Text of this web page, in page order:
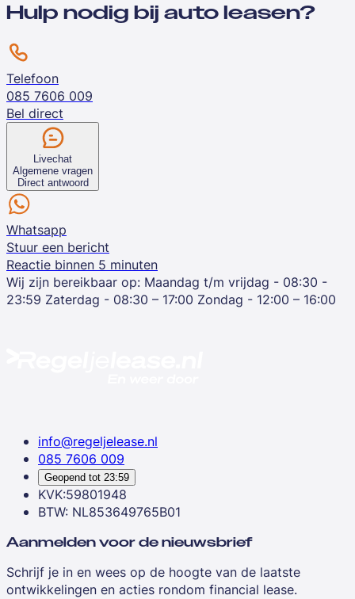
Hulp nodig bij auto leasen?
Telefoon
085 7606 009
Bel direct
Livechat
Algemene vragen
Direct antwoord
Whatsapp
Stuur een bericht
Reactie binnen 5 minuten
Wij zijn bereikbaar op: Maandag t/m vrijdag - 08:30 -
23:59 Zaterdag - 08:30 – 17:00 Zondag - 12:00 – 16:00
info@regeljelease.nl
085 7606 009
Geopend tot 23:59
KVK:59801948
BTW: NL853649765B01
Aanmelden voor de nieuwsbrief
Schrijf je in en wees op de hoogte van de laatste
ontwikkelingen en acties rondom financial lease.